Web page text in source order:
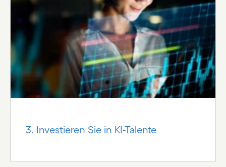
3. Investieren Sie in KI-Talente